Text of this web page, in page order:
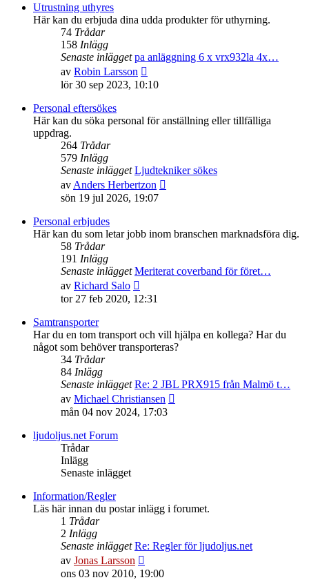
inlägget
Utrustning uthyres
Här kan du erbjuda dina udda produkter för uthyrning.
74 Trådar
158 Inlägg
Senaste inlägget pa anläggning 6 x vrx932la 4x…
av Robin Larsson
till
inlägget
lör 30 sep 2023, 10:10
Personal eftersökes
Här kan du söka personal för anställning eller tillfälliga
uppdrag.
264 Trådar
579 Inlägg
Senaste inlägget Ljudtekniker sökes
av Anders Herbertzon
inlägget
sön 19 jul 2026, 19:07
Personal erbjudes
Här kan du som letar jobb inom branschen marknadsföra dig.
58 Trådar
191 Inlägg
Senaste inlägget Meriterat coverband för föret…
av Richard Salo
till
inlägget
tor 27 feb 2020, 12:31
Samtransporter
Har du en tom transport och vill hjälpa en kollega? Har du
något som behöver transporteras?
34 Trådar
84 Inlägg
Senaste inlägget Re: 2 JBL PRX915 från Malmö t…
av Michael Christiansen
mån 04 nov 2024, 17:03
ljudoljus.net Forum
Trådar
Inlägg
Senaste inlägget
Information/Regler
Läs här innan du postar inlägg i forumet.
1 Trådar
2 Inlägg
Senaste inlägget Re: Regler för ljudoljus.net
av Jonas Larsson
till
ons 03 nov 2010, 19:00